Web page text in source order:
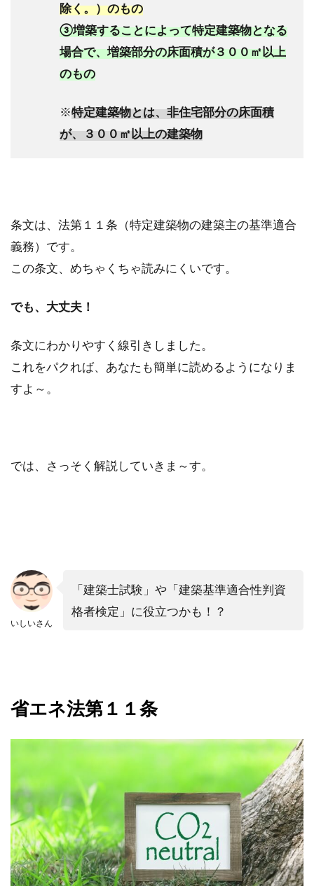
除く。）のもの
③増築することによって特定建築物となる
場合で、増築部分の床面積が３００㎡以上
のもの
※特定建築物とは、非住宅部分の床面積
が、３００㎡以上の建築物
条文は、法第１１条（特定建築物の建築主の基準適合
義務）です。
この条文、めちゃくちゃ読みにくいです。
でも、大丈夫！
条文にわかりやすく線引きしました。
これをパクれば、あなたも簡単に読めるようになりま
すよ～。
では、さっそく解説していきま～す。
いしいさん
「建築士試験」や「建築基準適合性判資
格者検定」に役立つかも！？
省エネ法第１１条